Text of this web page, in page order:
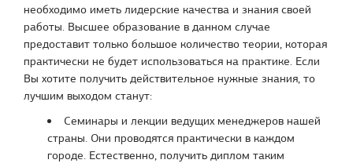
необходимо иметь лидерские качества и знания своей
работы. Высшее образование в данном случае
предоставит только большое количество теории, которая
практически не будет использоваться на практике. Если
Вы хотите получить действительное нужные знания, то
лучшим выходом станут:
Семинары и лекции ведущих менеджеров нашей
страны. Они проводятся практически в каждом
городе. Естественно, получить диплом таким